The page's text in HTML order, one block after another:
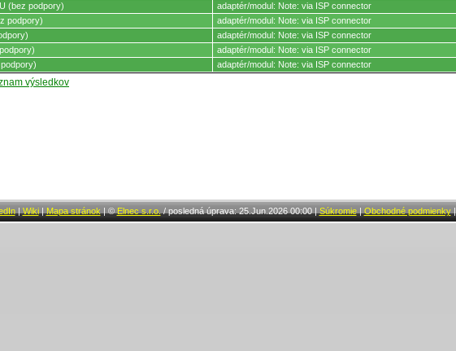
(bez podpory)
adaptér/modul: Note: via ISP connector
podpory)
adaptér/modul: Note: via ISP connector
adaptér/modul: Note: via ISP connector
adaptér/modul: Note: via ISP connector
adaptér/modul: Note: via ISP connector
výsledkov
| Wiki| Mapa stránok | © Elnec s.r.o. / posledná úprava: 25.Jun.2026 00:00| Súkromie| Obchodné podmienky|